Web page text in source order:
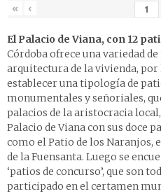
« ‹
El Palacio de Viana, con 12
Córdoba ofrece una variedad
arquitectura de la vivienda, por
establecer una tipología de
monumentales y señoriales,
palacios de la aristocracia
Palacio de Viana con sus doce
como el Patio de los Naranjos,
de la Fuensanta. Luego se
‘patios de concurso’, que son
participado en el certamen